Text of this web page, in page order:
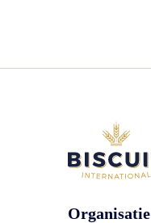
Organisatie